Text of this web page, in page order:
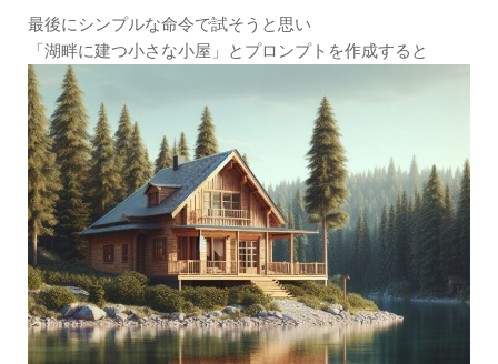
最後にシンプルな命令で試そうと思い
「湖畔に建つ小さな小屋」とプロンプトを作成すると